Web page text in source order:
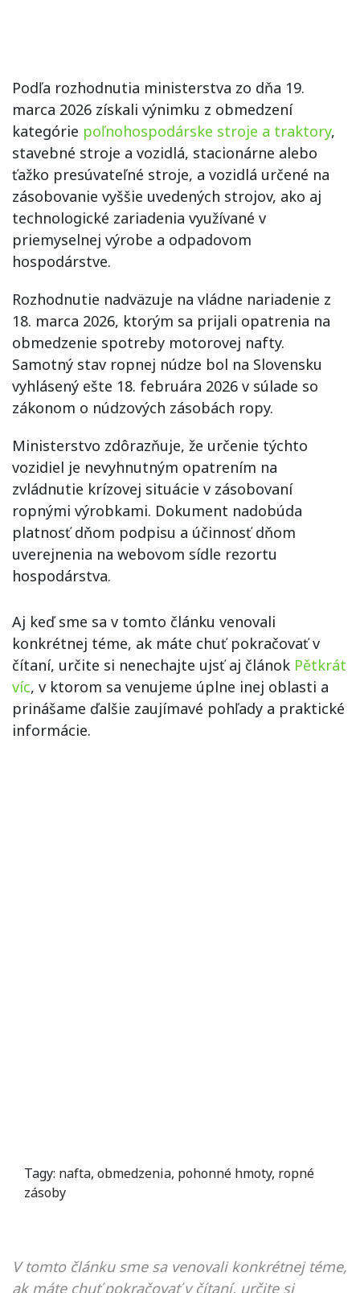
Podľa rozhodnutia ministerstva zo dňa 19.
marca 2026 získali výnimku z obmedzení
kategórie poľnohospodárske stroje a traktory,
stavebné stroje a vozidlá, stacionárne alebo
ťažko presúvateľné stroje, a vozidlá určené na
zásobovanie vyššie uvedených strojov, ako aj
technologické zariadenia využívané v
priemyselnej výrobe a odpadovom
hospodárstve.
Rozhodnutie nadväzuje na vládne nariadenie z
18. marca 2026, ktorým sa prijali opatrenia na
obmedzenie spotreby motorovej nafty.
Samotný stav ropnej núdze bol na Slovensku
vyhlásený ešte 18. februára 2026 v súlade so
zákonom o núdzových zásobách ropy.
Ministerstvo zdôrazňuje, že určenie týchto
vozidiel je nevyhnutným opatrením na
zvládnutie krízovej situácie v zásobovaní
ropnými výrobkami. Dokument nadobúda
platnosť dňom podpisu a účinnosť dňom
uverejnenia na webovom sídle rezortu
hospodárstva.
Aj keď sme sa v tomto článku venovali
konkrétnej téme, ak máte chuť pokračovať v
čítaní, určite si nenechajte ujsť aj článok Pětkrát
víc, v ktorom sa venujeme úplne inej oblasti a
prinášame ďalšie zaujímavé pohľady a praktické
informácie.
Tagy: nafta, obmedzenia, pohonné hmoty, ropné
zásoby
V tomto článku sme sa venovali konkrétnej téme,
ak máte chuť pokračovať v čítaní, určite si